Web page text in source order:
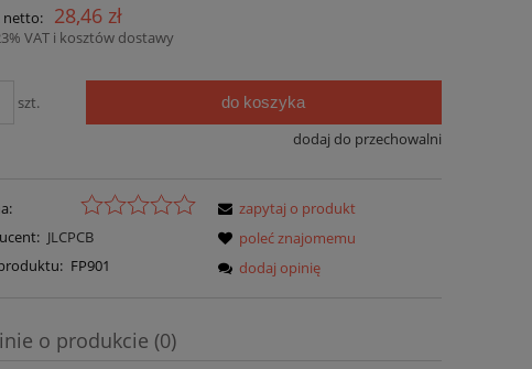
netto:
28,46 zł
VAT i kosztów dostawy
szt. do koszyka
dodaj do przechowalni
JLCPCB
FP901
zapytaj o produkt
poleć znajomemu
dodaj opinię
o produkcie (0)